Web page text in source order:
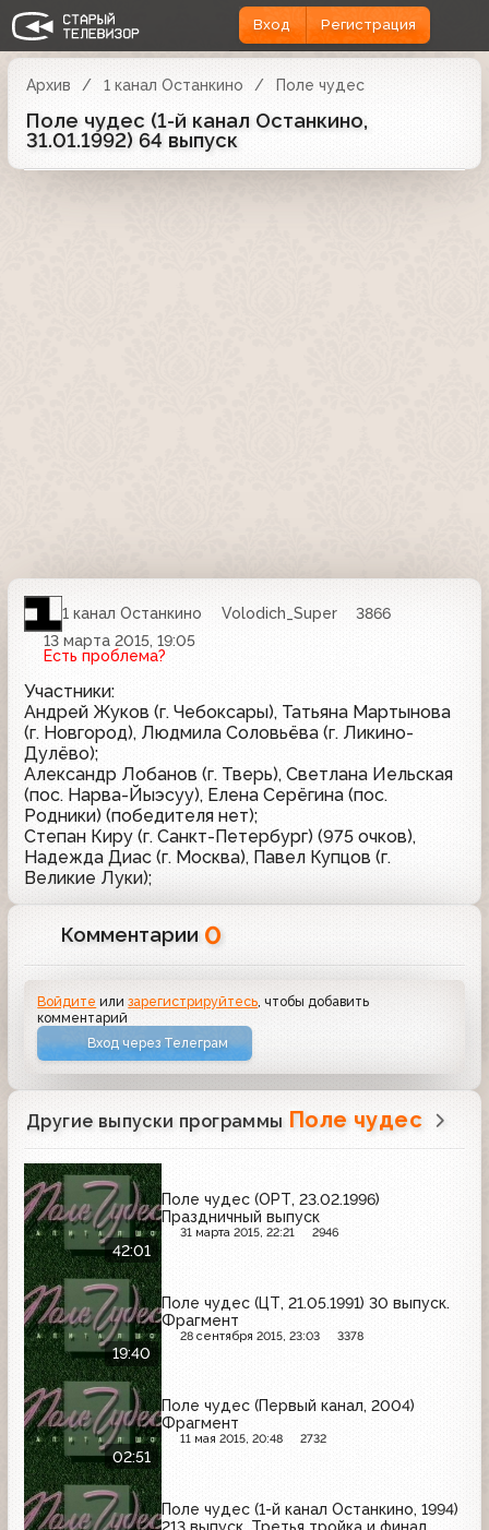
Вход Регистрация
Архив 1 канал Останкино Поле чудес
Поле чудес (1-й канал Останкино,
31.01.1992) 64 выпуск
1 канал Останкино Volodich_Super
3866
13 марта 2015, 19:05
Есть проблема?
Участники:
Андрей Жуков (г. Чебоксары), Татьяна Мартынова
(г. Новгород), Людмила Соловьёва (г. Ликино-
Дулёво);
Александр Лобанов (г. Тверь), Светлана Иельская
(пос. Нарва-Йыэсуу), Елена Серёгина (пос.
Родники) (победителя нет);
Степан Киру (г. Санкт-Петербург) (975 очков),
Надежда Диас (г. Москва), Павел Купцов (г.
Великие Луки);
Комментарии 0
Войдите илизарегистрируйтесь , чтобы добавить
комментарий
Вход через Телеграм
Другие выпуски программы Поле чудес
42:01
Поле чудес (ОРТ, 23.02.1996)
Праздничный выпуск
31 марта 2015, 22:21 2946
19:40
Поле чудес (ЦТ, 21.05.1991) 30 выпуск.
Фрагмент
28 сентября 2015, 23:03 3378
02:51
Поле чудес (Первый канал, 2004)
Фрагмент
11 мая 2015, 20:48 2732
Поле чудес (1-й канал Останкино, 1994)
213 выпуск. Третья тройка и финал